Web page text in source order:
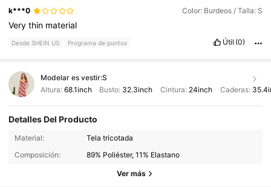
k***0 Color: Burdeos / Talla: S
Verythin material
Desde SHEIN US Programa de puntos Útil (0)
Modelar es vestir:S
Altura: 68.1inch Busto: 32.3inch Cintura: 24inch Caderas:
Detalles Del Producto
Material:
Tela tricotada
Composición:
89% Poliéster, 11% Elastano
Ver más
544K Seguidores
544K Seguidores